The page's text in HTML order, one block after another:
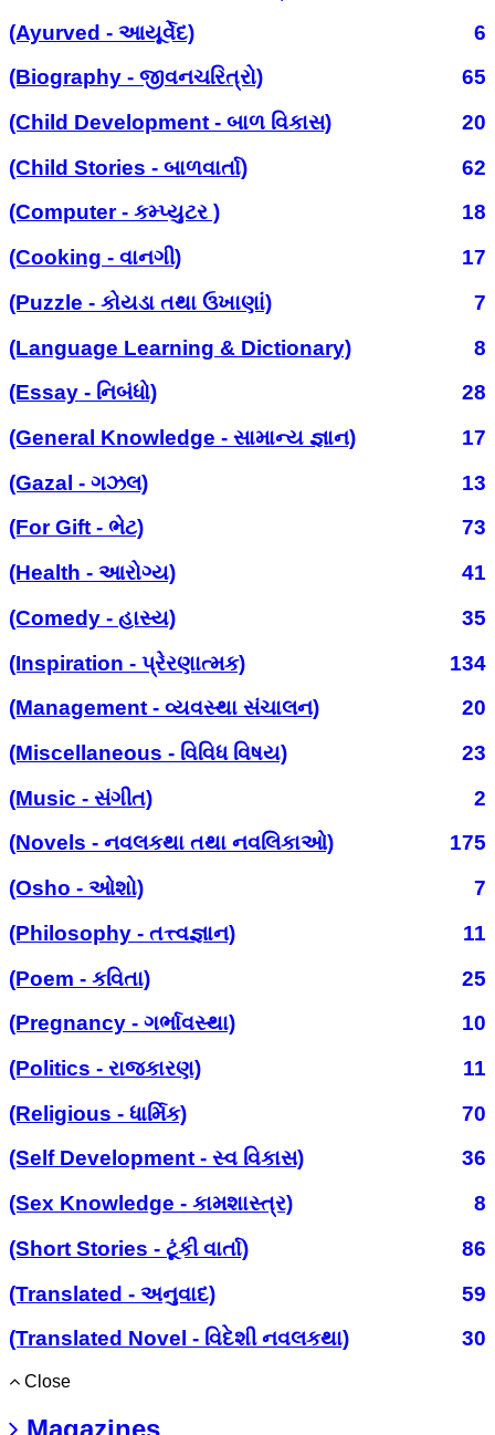
(Ayurved - આયૂર્વેદ)
6
(Biography - જીવનચરિત્રો)
65
(Child Development - બાળ વિકાસ)
20
(Child Stories - બાળવાર્તા)
62
(Computer - કમ્પ્યુટર )
18
(Cooking - વાનગી)
17
(Puzzle - કોયડા તથા ઉખાણાં)
7
(Language Learning & Dictionary)
8
(Essay - નિબંધો)
28
(General Knowledge - સામાન્ય જ્ઞાન)
17
(Gazal - ગઝલ)
13
(For Gift - ભેટ)
73
(Health - આરોગ્ય)
41
(Comedy - હાસ્ય)
35
(Inspiration - પ્રેરણાત્મક)
134
(Management - વ્યવસ્થા સંચાલન)
20
(Miscellaneous - વિવિધ વિષય)
23
(Music - સંગીત)
2
(Novels - નવલકથા તથા નવલિકાઓ)
175
(Osho - ઓશો)
7
(Philosophy - તત્ત્વજ્ઞાન)
11
(Poem - કવિતા)
25
(Pregnancy - ગર્ભાવસ્થા)
10
(Politics - રાજકારણ)
11
(Religious - ધાર્મિક)
70
(Self Development - સ્વ વિકાસ)
36
(Sex Knowledge - કામશાસ્ત્ર)
8
(Short Stories - ટૂંકી વાર્તા)
86
(Translated - અનુવાદ)
59
(Translated Novel - વિદેશી નવલકથા)
30
Close
Magazines